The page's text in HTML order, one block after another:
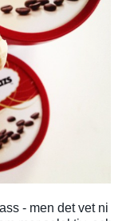
- men det vet ni